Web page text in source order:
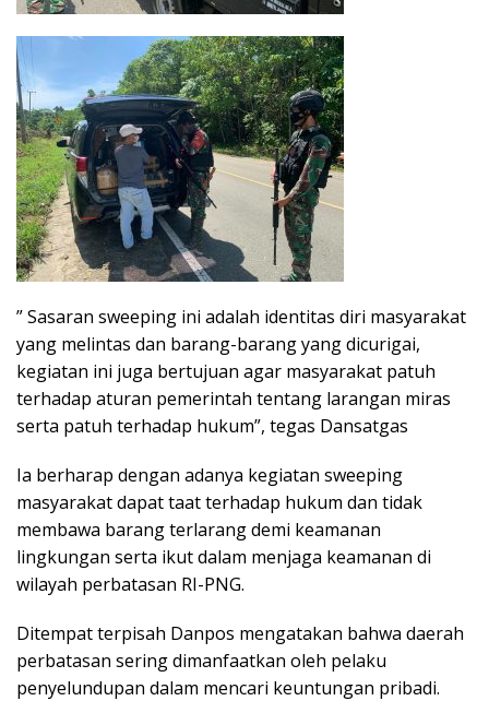
” Sasaran sweeping ini adalah identitas diri masyarakat
yang melintas dan barang-barang yang dicurigai,
kegiatan ini juga bertujuan agar masyarakat patuh
terhadap aturan pemerintah tentang larangan miras
serta patuh terhadap hukum”, tegas Dansatgas
Ia berharap dengan adanya kegiatan sweeping
masyarakat dapat taat terhadap hukum dan tidak
membawa barang terlarang demi keamanan
lingkungan serta ikut dalam menjaga keamanan di
wilayah perbatasan RI-PNG.
Ditempat terpisah Danpos mengatakan bahwa daerah
perbatasan sering dimanfaatkan oleh pelaku
penyelundupan dalam mencari keuntungan pribadi.